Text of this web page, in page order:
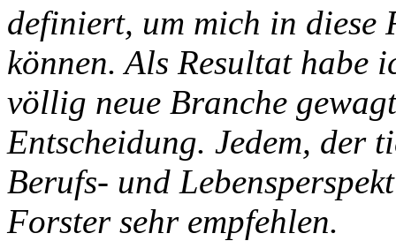
definiert, um mich in diese
können. Als Resultat habe
völlig neue Branche
Entscheidung. Jedem, der
Berufs- und
Forster sehr empfehlen.